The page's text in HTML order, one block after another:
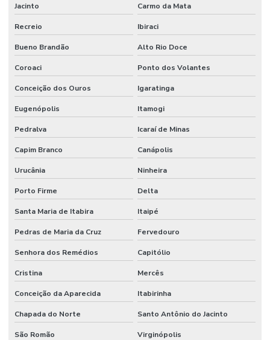
Jacinto Carmo da Mata
Recreio Ibiraci
Bueno Brandão Alto Rio Doce
Coroaci Ponto dos Volantes
Conceição dos Ouros Igaratinga
Eugenópolis Itamogi
Pedralva Icaraí de Minas
Capim Branco Canápolis
Urucânia Ninheira
Porto Firme Delta
Santa Maria de Itabira Itaipé
Pedras de Maria da Cruz Fervedouro
Senhora dos Remédios Capitólio
Cristina Mercês
Conceição da Aparecida Itabirinha
Chapada do Norte Santo Antônio do Jacinto
São Romão Virginópolis